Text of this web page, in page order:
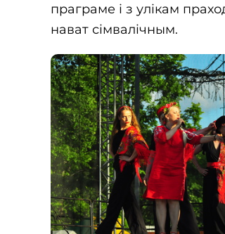
праграме і з улікам
нават сімвалічным.